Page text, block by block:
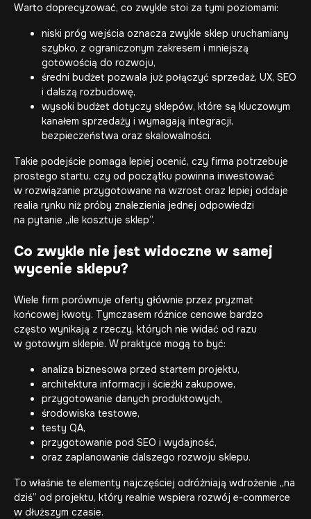
Warto doprecyzować, co zwykle stoi za tymi poziomami:
niski próg wejścia oznacza zwykle sklep uruchamiany
szybko, z ograniczonym zakresem i mniejszą
gotowością do rozwoju,
średni budżet pozwala już połączyć sprzedaż, UX, SEO
i dalszą rozbudowę,
wysoki budżet dotyczy sklepów, które są kluczowym
kanałem sprzedaży i wymagają integracji,
bezpieczeństwa oraz skalowalności.
Takie podejście pomaga lepiej ocenić, czy firma potrzebuje
prostego startu, czy od początku powinna inwestować
w rozwiązanie przygotowane na wzrost oraz lepiej oddaje
realia rynku niż próby znalezienia jednej odpowiedzi
na pytanie „ile kosztuje sklep”.
Co zwykle nie jest widoczne w samej
wycenie sklepu?
Wiele firm porównuje oferty głównie przez pryzmat
końcowej kwoty. Tymczasem różnice cenowe bardzo
często wynikają z rzeczy, których nie widać od razu
w gotowym sklepie. W praktyce mogą to być:
analiza biznesowa przed startem projektu,
architektura informacji i ścieżki zakupowe,
przygotowanie danych produktowych,
środowiska testowe,
testy QA,
przygotowanie pod SEO i wydajność,
oraz zaplanowanie dalszego rozwoju sklepu.
To właśnie te elementy najczęściej odróżniają wdrożenie „na
dziś” od projektu, który realnie wspiera rozwój e-commerce
w dłuższym czasie.